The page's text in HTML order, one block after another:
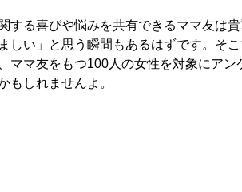
する喜びや悩みを共有できるママ友は
しい」と思う瞬間もあるはずです。そ
ママ友をもつ100人の女性を対象にアン
もしれませんよ。